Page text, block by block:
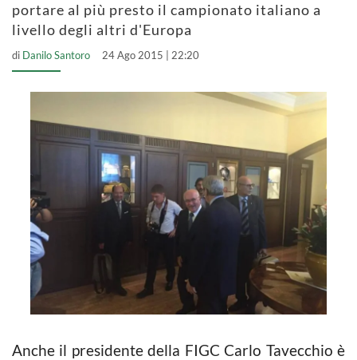
portare al più presto il campionato italiano a
livello degli altri d'Europa
di Danilo Santoro 24 Ago 2015 | 22:20
Anche il presidente della FIGC Carlo Tavecchio è